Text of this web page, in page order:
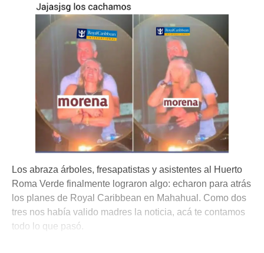
Los abraza árboles, fresapatistas y asistentes al Huerto
Roma Verde finalmente lograron algo: echaron para atrás
los planes de Royal Caribbean en Mahahual. Como dos
tres nos había valido madres la noticia, acá te contamos
todo lo que pasó.